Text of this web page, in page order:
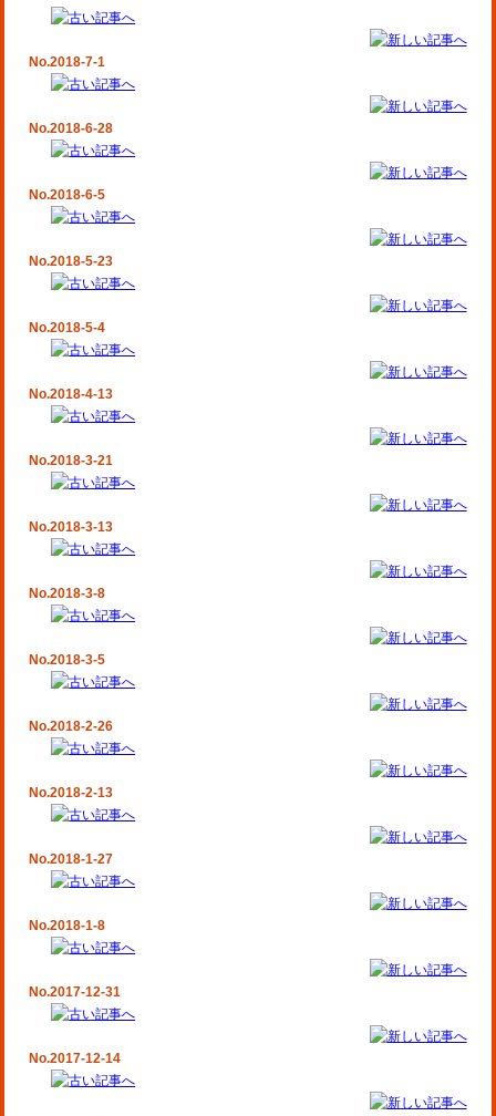
No.2018-7-1
No.2018-6-28
No.2018-6-5
No.2018-5-23
No.2018-5-4
No.2018-4-13
No.2018-3-21
No.2018-3-13
No.2018-3-8
No.2018-3-5
No.2018-2-26
No.2018-2-13
No.2018-1-27
No.2018-1-8
No.2017-12-31
No.2017-12-14